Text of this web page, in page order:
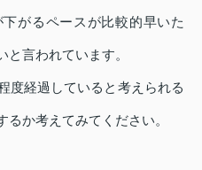
がるペースが比較的早いた
言われています。
度経過していると考えられる
か考えてみてください。